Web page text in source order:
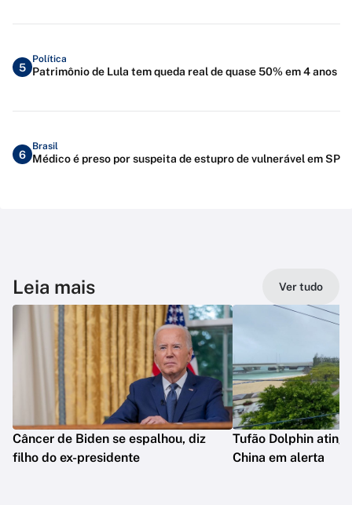
5
Política
Patrimônio de Lula tem queda real de quase 50% em 4 anos
6
Brasil
Médico é preso por suspeita de estupro de vulnerável em SP
Leia mais Ver tudo
Câncer de Biden se espalhou, diz
filho do ex-presidente
Tufão Dolphin
China em alerta